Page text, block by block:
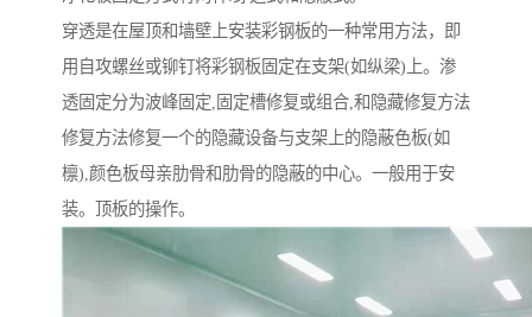
穿透是在屋顶和墙壁上安装彩钢板的一种常用方法，即
用自攻螺丝或铆钉将彩钢板固定在支架(如纵梁)上。渗
透固定分为波峰固定,固定槽修复或组合,和隐藏修复方法
修复方法修复一个的隐藏设备与支架上的隐蔽色板(如
檩),颜色板母亲肋骨和肋骨的隐蔽的中心。一般用于安
装。顶板的操作。